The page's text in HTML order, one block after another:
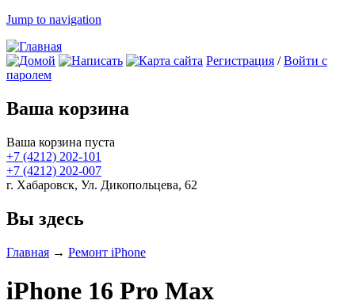
Jump to navigation
Регистрация /Войти с
паролем
Ваша корзина
Ваша корзина пуста
+7 (4212) 202-101
+7 (4212) 202-007
г. Хабаровск, Ул. Дикопольцева, 62
Вы здесь
Главная → Ремонт iPhone
iPhone 16 Pro Max